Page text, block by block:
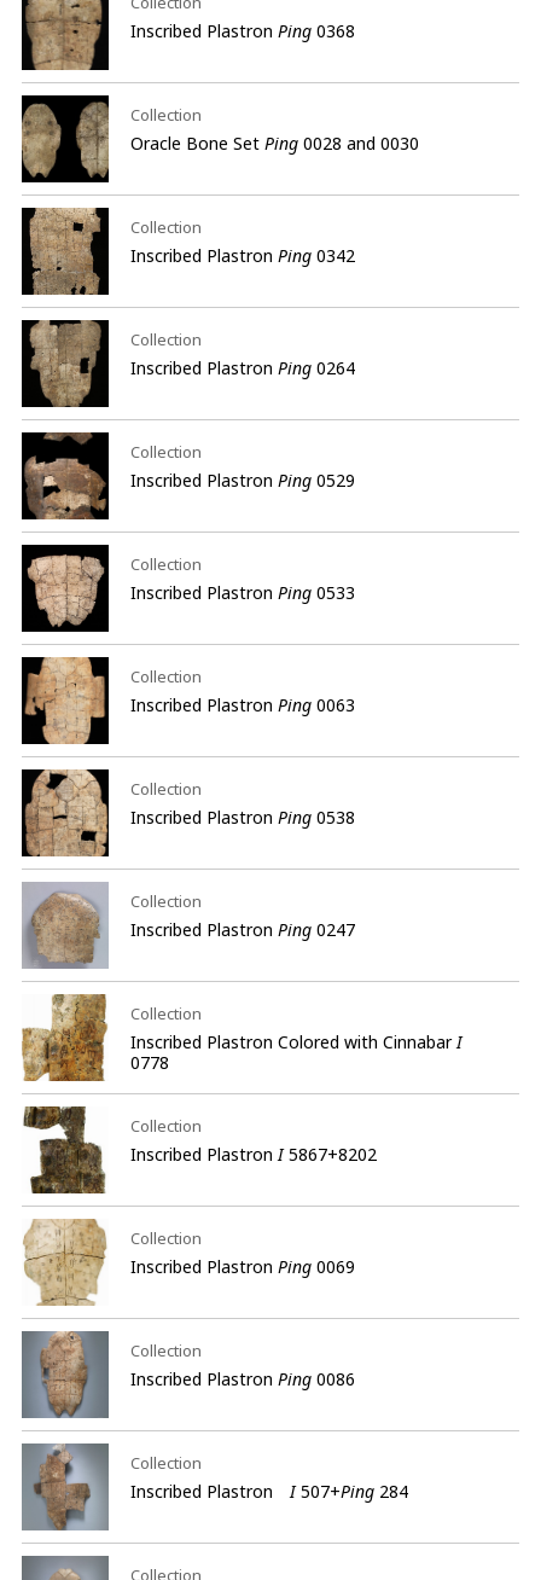
Inscribed Plastron Ping0368
Collection
Oracle Bone Set Ping0028 and 0030
Collection
Inscribed Plastron Ping0342
Collection
Inscribed Plastron Ping0264
Collection
Inscribed Plastron Ping0529
Collection
Inscribed Plastron Ping0533
Collection
Inscribed Plastron Ping0063
Collection
Inscribed Plastron Ping0538
Collection
Inscribed Plastron Ping0247
Collection
Inscribed Plastron Colored with CinnabarI
0778
Collection
Inscribed PlastronI5867+8202
Collection
Inscribed Plastron Ping0069
Collection
Inscribed Plastron Ping0086
Collection
Inscribed PlastronI507+Ping284
Collection